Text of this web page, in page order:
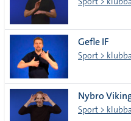
Gefle IF
Sport >
Nybro
Sport >